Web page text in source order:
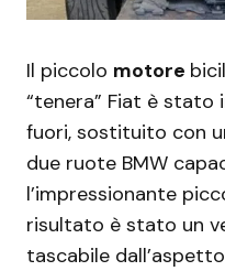
Il piccolo motore
“tenera” Fiat è
fuori, sostituito con
due ruote BMW
l’impressionante
risultato è stato un
tascabile